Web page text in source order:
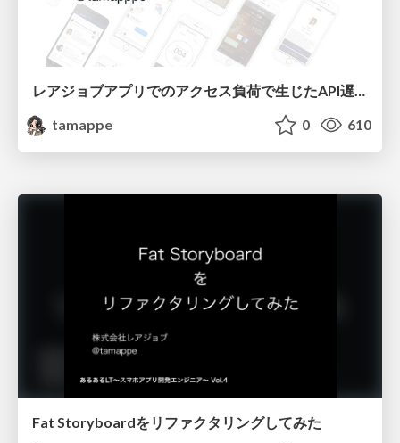
レアジョブアプリでのアクセス負荷で生じたAPI遅延問題を アプリエンジニア視点で対策を考えてみる
tamappe
0 610
Fat Storyboardをリファクタリングしてみた